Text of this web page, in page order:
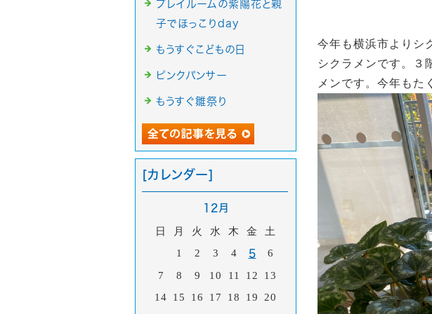
今年も横浜市よりシ
シクラメンです。３
メンです。今年もた
プレイルームの紫陽花と親
子でほっこりday
もうすぐこどもの日
ピンクパンサー
もうすぐ雛祭り
[カレンダー]
12月
日 月 火 水 木 金
土
1
2 3 4 5
6
7
8 9 10 11 12
13
14
15 16 17 18 19
20